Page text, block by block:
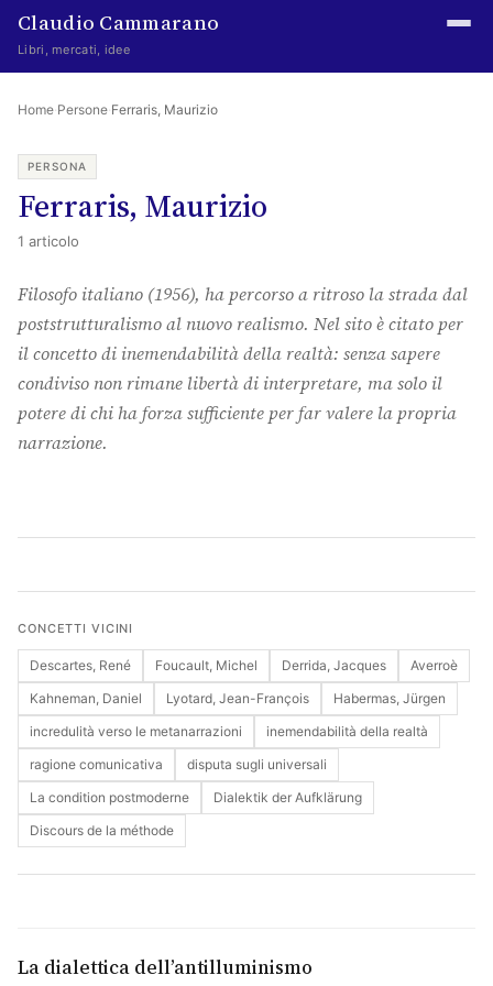
Claudio Cammarano
Libri, mercati, idee
Home
Writings
Curated
Learning log
Irene Media
Indice
About
Cerca
Home·Persone·Ferraris, Maurizio
PERSONA
Ferraris, Maurizio
1 articolo
Filosofo italiano (1956), ha percorso a ritroso la strada dal
poststrutturalismo al nuovo realismo. Nel sito è citato per
il concetto di inemendabilità della realtà: senza sapere
condiviso non rimane libertà di interpretare, ma solo il
potere di chi ha forza sufficiente per far valere la propria
narrazione.
CONCETTI VICINI
Descartes, René Foucault, Michel Derrida, Jacques
Averroè
Kahneman, Daniel
Lyotard, Jean-François
Habermas, Jürgen
incredulità verso le metanarrazioni
inemendabilità della realtà
ragione comunicativa
disputa sugli universali
La condition postmoderne
Dialektik der Aufklärung
Discours de la méthode
La dialettica dell’antilluminismo